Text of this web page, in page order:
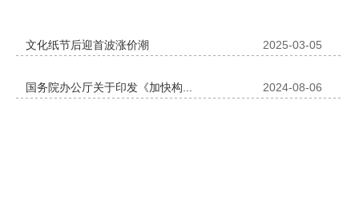
文化纸节后迎首波涨价潮 2025-03-05
国务院办公厅关于印发《加快构... 2024-08-06